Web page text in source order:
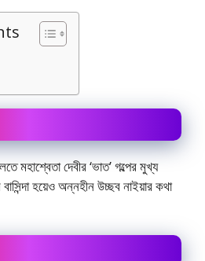
মহাশ্বেতা দেবীর ‘ভাত’ গল্পের মুখ্য
হয়েও অন্নহীন উচ্ছব নাইয়ার কথা